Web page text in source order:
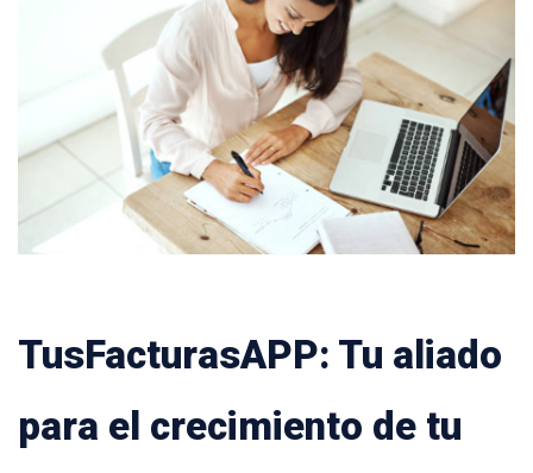
TusFacturasAPP: Tu aliado
para el crecimiento de tu